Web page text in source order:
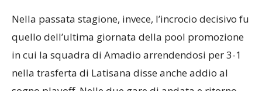
Nella passata stagione, invece, l’incrocio decisivo fu
quello dell’ultima giornata della pool promozione
in cui la squadra di Amadio arrendendosi per 3-1